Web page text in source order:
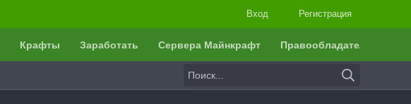
Вход Регистрация
Крафты Заработать Сервера Майнкрафт Правообладателям